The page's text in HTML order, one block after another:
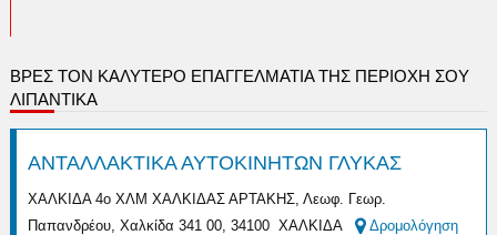
ΒΡΕΣ ΤΟΝ ΚΑΛΎΤΕΡΟ ΕΠΑΓΓΕΛΜΑΤΊΑ ΤΗΣ ΠΕΡΙΟΧΉ ΣΟΥ
ΛΙΠΑΝΤΙΚΑ
ΑΝΤΑΛΛΑΚΤΙΚΑ ΑΥΤΟΚΙΝΗΤΩΝ ΓΛΥΚΑΣ
ΧΑΛΚΙΔΑ 4ο ΧΛΜ ΧΑΛΚΙΔΑΣ ΑΡΤΑΚΗΣ, Λεωφ. Γεωρ.
Παπανδρέου, Χαλκίδα 341 00, 34100 ΧΑΛΚΙΔΑ
Δρομολόγηση